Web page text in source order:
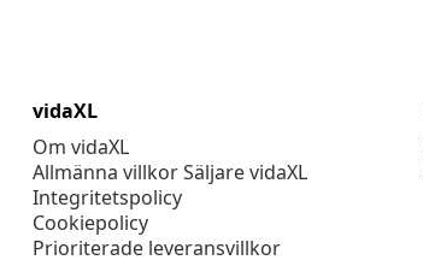
vidaXL
Om vidaXL
Allmänna villkor Säljare vidaXL
Integritetspolicy
Cookiepolicy
Prioriterade leveransvillkor